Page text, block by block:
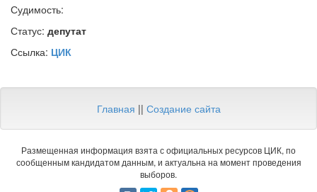
Судимость:
Статус: депутат
Ссылка: ЦИК
Главная || Создание сайта
Размещенная информация взята с официальных ресурсов ЦИК, по
сообщенным кандидатом данным, и актуальна на момент проведения
выборов.